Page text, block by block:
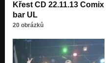
Křest CD 22.11.13 Comix
bar UL
20 obrázků